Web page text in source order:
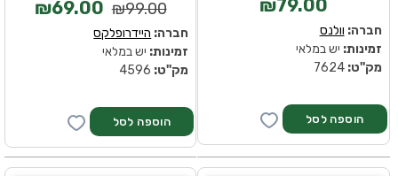
₪99.00
₪69.00
חברה: היידרופלקס
זמינות: יש במלאי
מק''ט:
₪79.00
חברה: וולנס
זמינות: יש במלאי
מק''ט: 7624